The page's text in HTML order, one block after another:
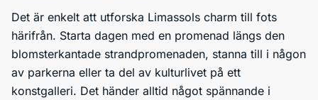
Det är enkelt att utforska Limassols charm till fots
härifrån. Starta dagen med en promenad längs den
blomsterkantade strandpromenaden, stanna till i någon
av parkerna eller ta del av kulturlivet på ett
konstgalleri. Det händer alltid något spännande i